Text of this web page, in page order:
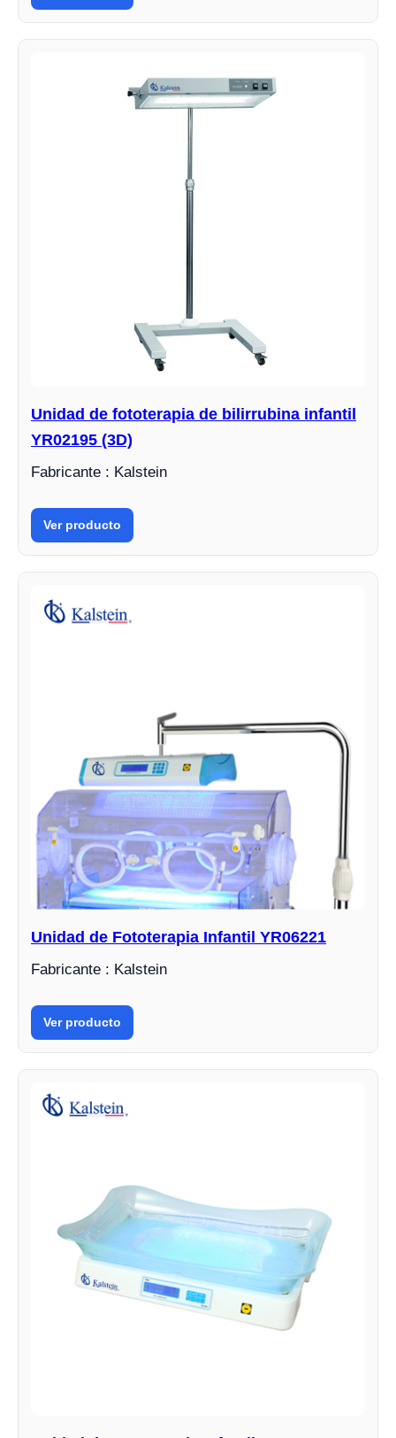
Unidad de fototerapia de bilirrubina infantil
YR02195 (3D)
Fabricante : Kalstein
Ver producto
Unidad de Fototerapia Infantil YR06221
Fabricante : Kalstein
Ver producto